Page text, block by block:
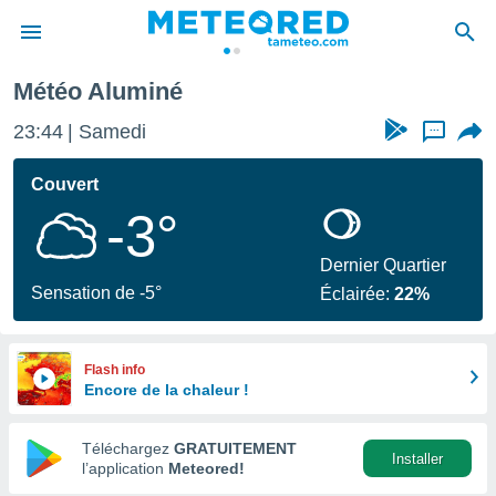
de
en
Météo Aluminé
23:44 Samedi ...
Couvert
-3°
Sensation de -5°
Dernier Quartier
Éclairée:22%
Flash info
Encore de la chaleur !
Téléchargez GRATUITEMENT
l’application Meteored!
Installer